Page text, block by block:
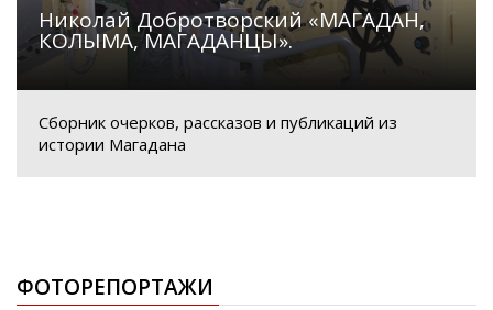
Николай Добротворский «МАГАДАН,
КОЛЫМА, МАГАДАНЦЫ».
Сборник очерков, рассказов и публикаций из
истории Магадана
ФОТОРЕПОРТАЖИ